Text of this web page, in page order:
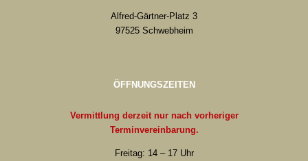
Alfred-Gärtner-Platz 3
97525 Schwebheim
ÖFFNUNGSZEITEN
Vermittlung derzeit nur nach vorheriger
Terminvereinbarung.
Freitag: 14 – 17 Uhr